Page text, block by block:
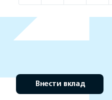
Внести вклад